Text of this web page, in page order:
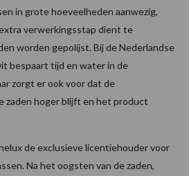
in grote hoeveelheden aanwezig,
verwerkingsstap dient te
worden gepolijst. Bij de Nederlandse
bespaart tijd en water in de
zorgt er ook voor dat de
zaden hoger blijft en het product
de exclusieve licentiehouder voor
Na het oogsten van de zaden,